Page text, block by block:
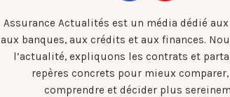
Assurance Actualités est un média dédié
aux banques, aux crédits et aux finances.
l’actualité, expliquons les contrats et
repères concrets pour mieux
comprendre et décider plus